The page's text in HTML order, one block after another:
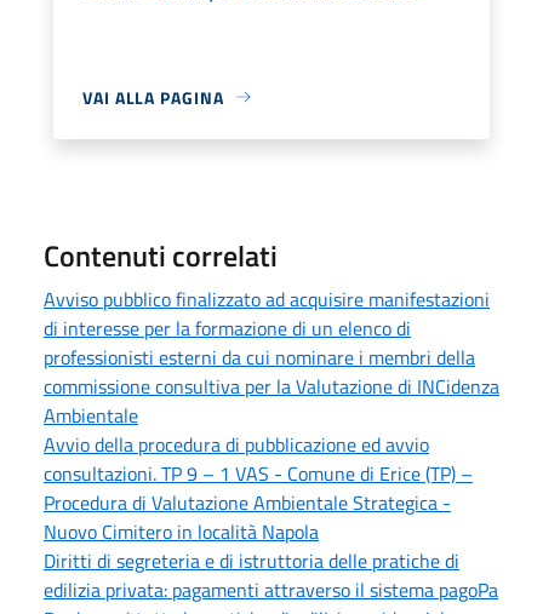
VAI ALLA PAGINA
Contenuti correlati
Avviso pubblico finalizzato ad acquisire manifestazioni
di interesse per la formazione di un elenco di
professionisti esterni da cui nominare i membri della
commissione consultiva per la Valutazione di INCidenza
Ambientale
Avvio della procedura di pubblicazione ed avvio
consultazioni. TP 9 – 1 VAS - Comune di Erice (TP) –
Procedura di Valutazione Ambientale Strategica -
Nuovo Cimitero in località Napola
Diritti di segreteria e di istruttoria delle pratiche di
edilizia privata: pagamenti attraverso il sistema pagoPa